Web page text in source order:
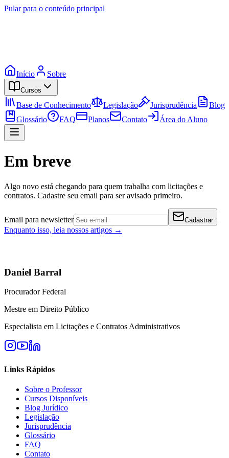
Pular para o conteúdo principal
Início Sobre
Cursos
Base de Conhecimento Legislação Jurisprudência
Blog
Glossário
FAQ Planos Contato Área do Aluno
Em breve
Algo novo está chegando para quem trabalha com licitações e
contratos. Cadastre seu email para ser avisado primeiro.
Email para newsletter Cadastrar
Enquanto isso, leia nossos artigos →
Daniel Barral
Procurador Federal
Mestre em Direito Público
Especialista em Licitações e Contratos Administrativos
Links Rápidos
Sobre o Professor
Cursos Disponíveis
Blog Jurídico
Legislação
Jurisprudência
Glossário
FAQ
Contato